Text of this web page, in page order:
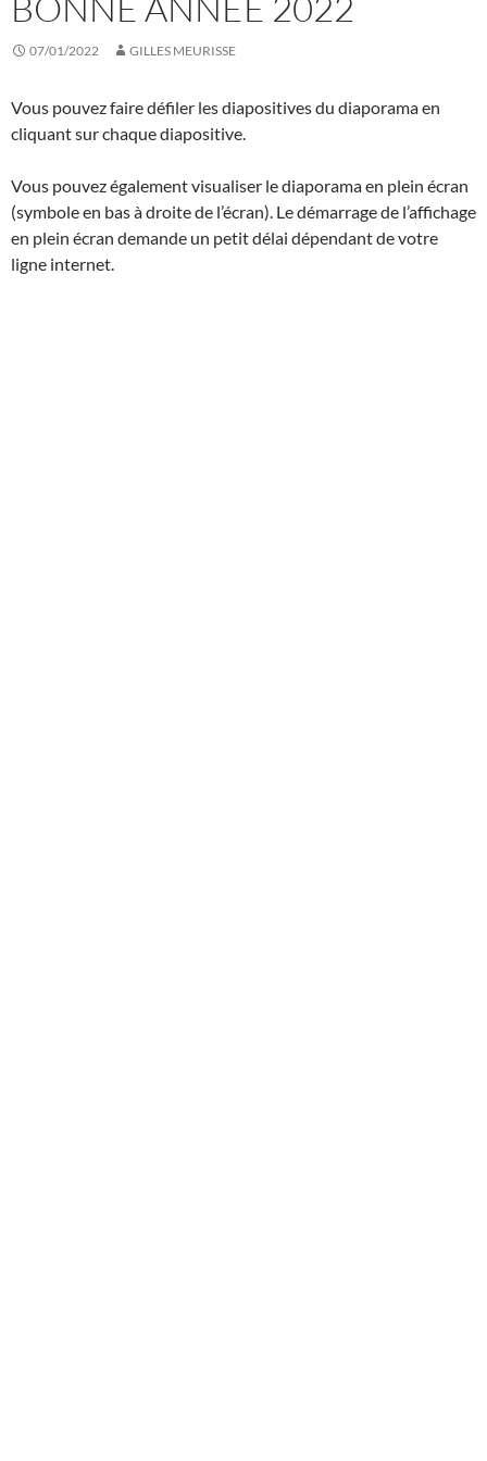
07/01/2022 GILLES MEURISSE
Vous pouvez faire défiler les diapositives du diaporama en
cliquant sur chaque diapositive.
Vous pouvez également visualiser le diaporama en plein écran
(symbole en bas à droite de l’écran). Le démarrage de l’affichage
en plein écran demande un petit délai dépendant de votre
ligne internet.